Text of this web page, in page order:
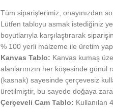
Tüm siparişlerimiz, onayınızdan
Lütfen tabloyu asmak istediğiniz
boyutlarıyla karşılaştırarak
% 100 yerli malzeme ile üretim
Kanvas Tablo: Kanvas kumaş
alanlarınızın her köşesinde gönül
(kasnak) sayesinde çerçevesiz
üretilmiştir, bu sayede doğaya
Çerçeveli Cam Tablo: Kullanılan